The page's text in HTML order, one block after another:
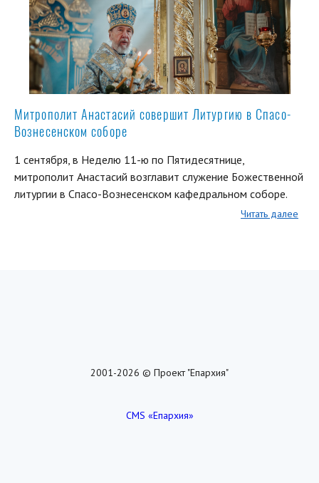
Митрополит Анастасий совершит Литургию в Спасо-
Вознесенском соборе
1 сентября, в Неделю 11-ю по Пятидесятнице,
митрополит Анастасий возглавит служение Божественной
литургии в Спасо-Вознесенском кафедральном соборе.
Читать далее
2001-2026 © Проект "Епархия"
CMS «Епархия»